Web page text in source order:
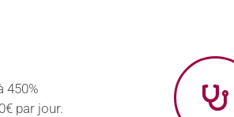
450%
par jour.